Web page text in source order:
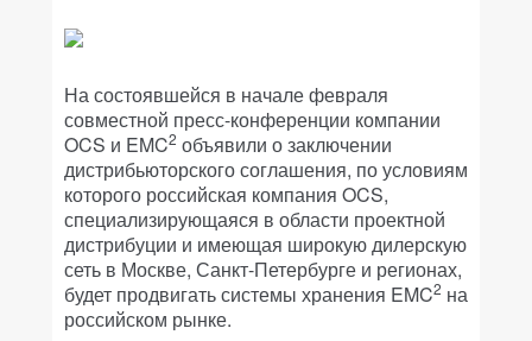
На состоявшейся в начале февраля
совместной пресс-конференции компании
OCS и EMC2 объявили о заключении
дистрибьюторского соглашения, по условиям
которого российская компания OCS,
специализирующаяся в области проектной
дистрибуции и имеющая широкую дилерскую
сеть в Москве, Санкт-Петербурге и регионах,
будет продвигать системы хранения EMC2 на
российском рынке.